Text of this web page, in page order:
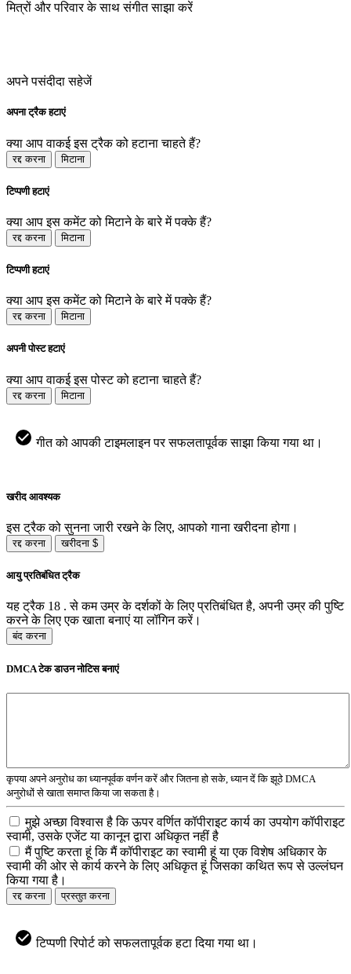
मित्रों और परिवार के साथ संगीत साझा करें
अपने पसंदीदा सहेजें
अपना ट्रैक हटाएं
क्या आप वाकई इस ट्रैक को हटाना चाहते हैं?
रद्द करना मिटाना
टिप्पणी हटाएं
क्या आप इस कमेंट को मिटाने के बारे में पक्के हैं?
रद्द करना मिटाना
टिप्पणी हटाएं
क्या आप इस कमेंट को मिटाने के बारे में पक्के हैं?
रद्द करना मिटाना
अपनी पोस्ट हटाएं
क्या आप वाकई इस पोस्ट को हटाना चाहते हैं?
रद्द करना मिटाना
गीत को आपकी टाइमलाइन पर सफलतापूर्वक साझा किया गया था।
खरीद आवश्यक
इस ट्रैक को सुनना जारी रखने के लिए, आपको गाना खरीदना होगा।
रद्द करना खरीदना $
आयु प्रतिबंधित ट्रैक
यह ट्रैक 18 . से कम उम्र के दर्शकों के लिए प्रतिबंधित है, अपनी उम्र की पुष्टि
करने के लिए एक खाता बनाएं या लॉगिन करें।
बंद करना
DMCA टेक डाउन नोटिस बनाएं
कृपया अपने अनुरोध का ध्यानपूर्वक वर्णन करें और जितना हो सके, ध्यान दें कि झूठे DMCA
अनुरोधों से खाता समाप्त किया जा सकता है।
मुझे अच्छा विश्वास है कि ऊपर वर्णित कॉपीराइट कार्य का उपयोग कॉपीराइट
स्वामी, उसके एजेंट या कानून द्वारा अधिकृत नहीं है
मैं पुष्टि करता हूं कि मैं कॉपीराइट का स्वामी हूं या एक विशेष अधिकार के
स्वामी की ओर से कार्य करने के लिए अधिकृत हूं जिसका कथित रूप से उल्लंघन
किया गया है।
रद्द करना प्रस्तुत करना
टिप्पणी रिपोर्ट को सफलतापूर्वक हटा दिया गया था।